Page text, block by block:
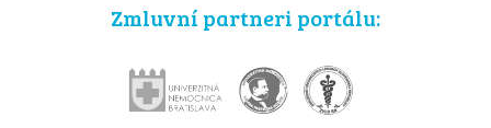
Zmluvní partneri portálu: